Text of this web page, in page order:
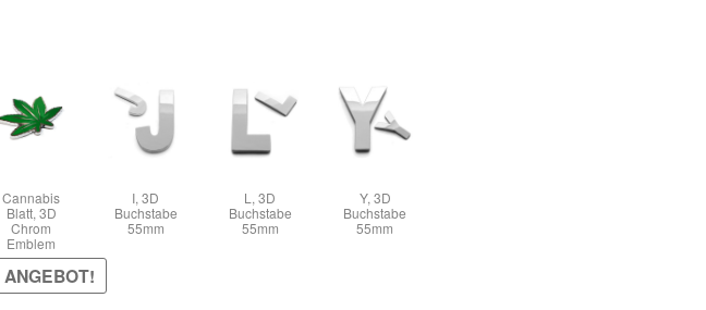
Cannabis
Blatt, 3D
Chrom
Emblem
ANGEBOT!
I, 3D
Buchstabe
55mm
L, 3D
Buchstabe
55mm
Y, 3D
Buchstabe
55mm